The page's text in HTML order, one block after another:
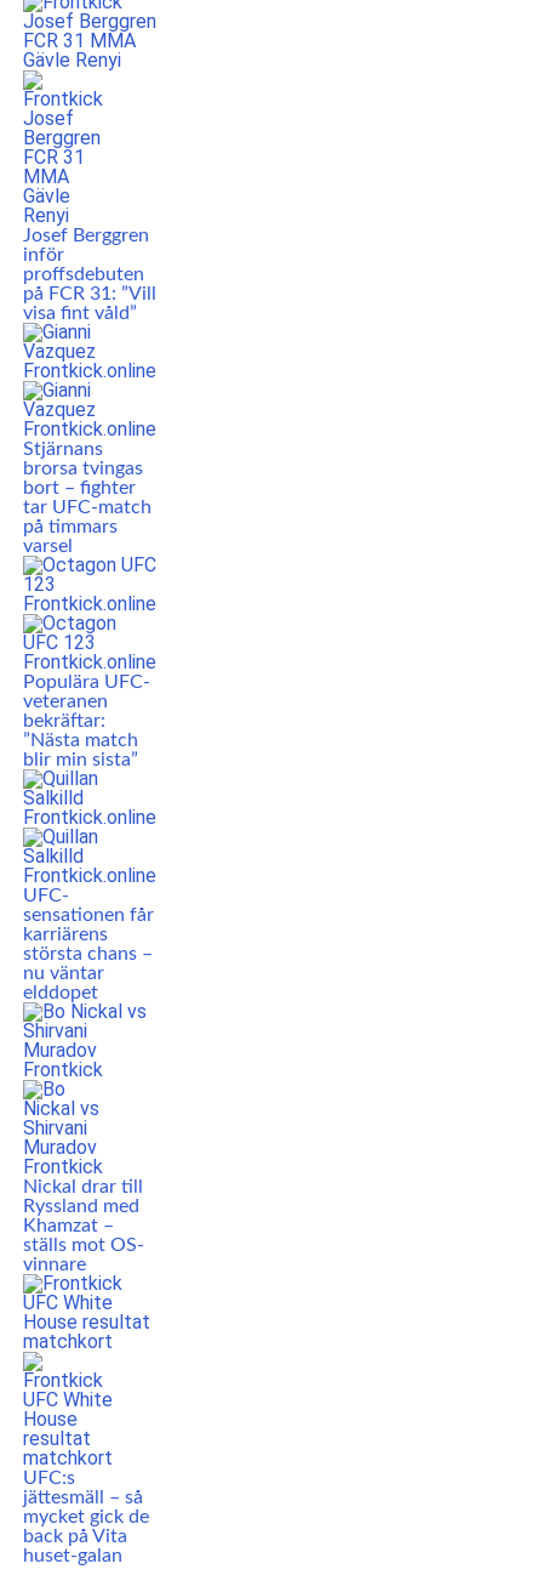
Josef Berggren
inför
proffsdebuten
på FCR 31: ”Vill
visa fint våld”
Stjärnans
brorsa tvingas
bort – fighter
tar UFC-match
på timmars
varsel
Populära UFC-
veteranen
bekräftar:
”Nästa match
blir min sista”
UFC-
sensationen får
karriärens
största chans –
nu väntar
elddopet
Nickal drar till
Ryssland med
Khamzat –
ställs mot OS-
vinnare
UFC:s
jättesmäll – så
mycket gick de
back på Vita
huset-galan